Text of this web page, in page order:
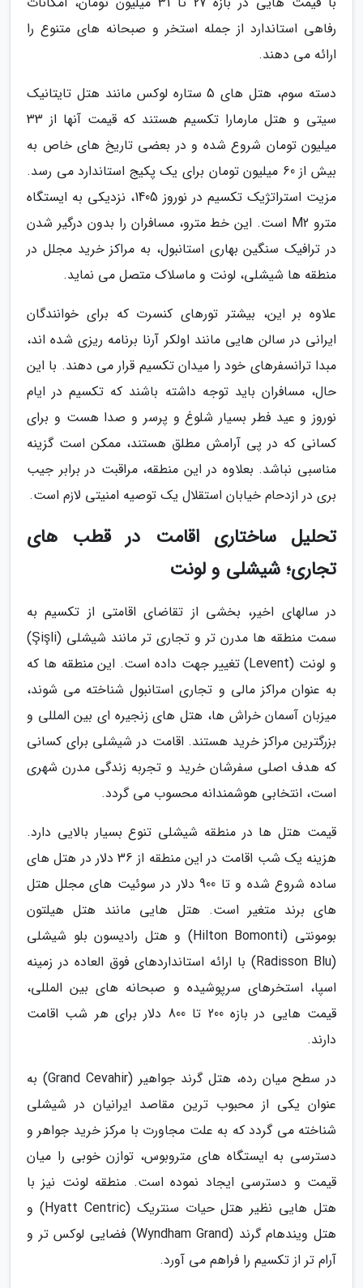
رفاهی استاندارد از جمله استخر و صبحانه های متنوع را
ارائه می دهند.
دسته سوم، هتل های 5 ستاره لوکس مانند هتل تایتانیک
سیتی و هتل مارمارا تکسیم هستند که قیمت آنها از 33
میلیون تومان شروع شده و در بعضی تاریخ های خاص به
بیش از 60 میلیون تومان برای یک پکیج استاندارد می رسد.
مزیت استراتژیک تکسیم در نوروز 1405، نزدیکی به ایستگاه
مترو M2 است. این خط مترو، مسافران را بدون درگیر شدن
در ترافیک سنگین بهاری استانبول، به مراکز خرید مجلل در
منطقه ها شیشلی، لونت و ماسلاک متصل می نماید.
علاوه بر این، بیشتر تورهای کنسرت که برای خوانندگان
ایرانی در سالن هایی مانند اولکر آرنا برنامه ریزی شده اند،
مبدا ترانسفرهای خود را میدان تکسیم قرار می دهند. با این
حال، مسافران باید توجه داشته باشند که تکسیم در ایام
نوروز و عید فطر بسیار شلوغ و پرسر و صدا هست و برای
کسانی که در پی آرامش مطلق هستند، ممکن است گزینه
مناسبی نباشد. بعلاوه در این منطقه، مراقبت در برابر جیب
بری در ازدحام خیابان استقلال یک توصیه امنیتی لازم است.
تحلیل ساختاری اقامت در قطب های
تجاری؛ شیشلی و لونت
در سالهای اخیر، بخشی از تقاضای اقامتی از تکسیم به
سمت منطقه ها مدرن تر و تجاری تر مانند شیشلی (Şişli)
و لونت (Levent) تغییر جهت داده است. این منطقه ها که
به عنوان مراکز مالی و تجاری استانبول شناخته می شوند،
میزبان آسمان خراش ها، هتل های زنجیره ای بین المللی و
بزرگترین مراکز خرید هستند. اقامت در شیشلی برای کسانی
که هدف اصلی سفرشان خرید و تجربه زندگی مدرن شهری
است، انتخابی هوشمندانه محسوب می گردد.
قیمت هتل ها در منطقه شیشلی تنوع بسیار بالایی دارد.
هزینه یک شب اقامت در این منطقه از 36 دلار در هتل های
ساده شروع شده و تا 900 دلار در سوئیت های مجلل هتل
های برند متغیر است. هتل هایی مانند هتل هیلتون
بومونتی (Hilton Bomonti) و هتل رادیسون بلو شیشلی
(Radisson Blu) با ارائه استانداردهای فوق العاده در زمینه
اسپا، استخرهای سرپوشیده و صبحانه های بین المللی،
قیمت هایی در بازه 200 تا 800 دلار برای هر شب اقامت
دارند.
در سطح میان رده، هتل گرند جواهیر (Grand Cevahir) به
عنوان یکی از محبوب ترین مقاصد ایرانیان در شیشلی
شناخته می گردد که به علت مجاورت با مرکز خرید جواهر و
دسترسی به ایستگاه های متروبوس، توازن خوبی را میان
قیمت و دسترسی ایجاد نموده است. منطقه لونت نیز با
هتل هایی نظیر هتل حیات سنتریک (Hyatt Centric) و
هتل ویندهام گرند (Wyndham Grand) فضایی لوکس تر و
آرام تر از تکسیم را فراهم می آورد.